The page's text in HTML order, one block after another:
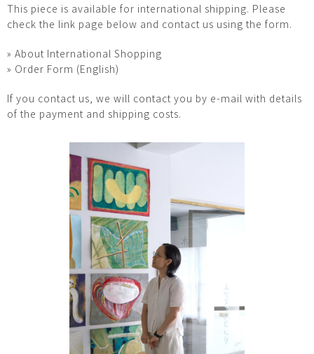
This piece is available for international shipping. Please
check the link page below and contact us using the form.
» About International Shopping
» Order Form (English)
If you contact us, we will contact you by e-mail with details
of the payment and shipping costs.